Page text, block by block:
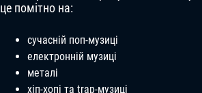
це помітно на:
сучасній поп-музиці
електронній музиці
металі
хіп-хопі та trap-музиці